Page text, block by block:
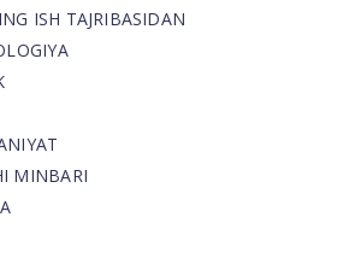
ISH TAJRIBASIDAN
MINBARI